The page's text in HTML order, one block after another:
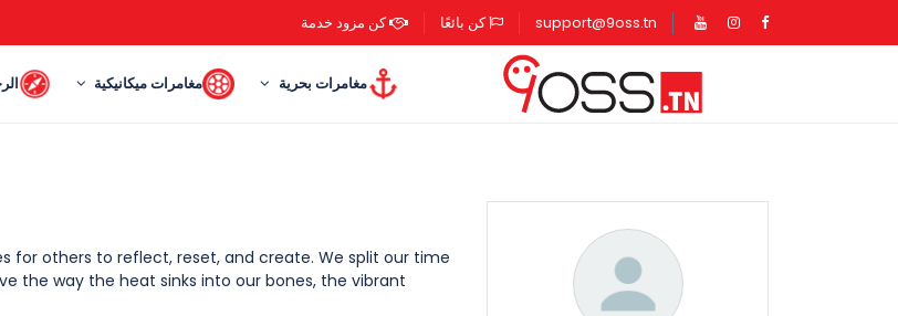
الصفحة الرئيسية
الصفحة الرئيسية
الصفحة الرئيسيةsupport@9oss.tn كن بائعًا كن مزود خدمة
مغامرات بحرية مغامرات ميكانيكية
for others to reflect, reset, and create. We split our time
the way the heat sinks into our bones, the vibrant